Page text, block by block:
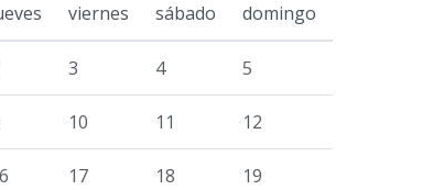
viernes sábado domingo
3 4 5
10 11 12
17 18 19